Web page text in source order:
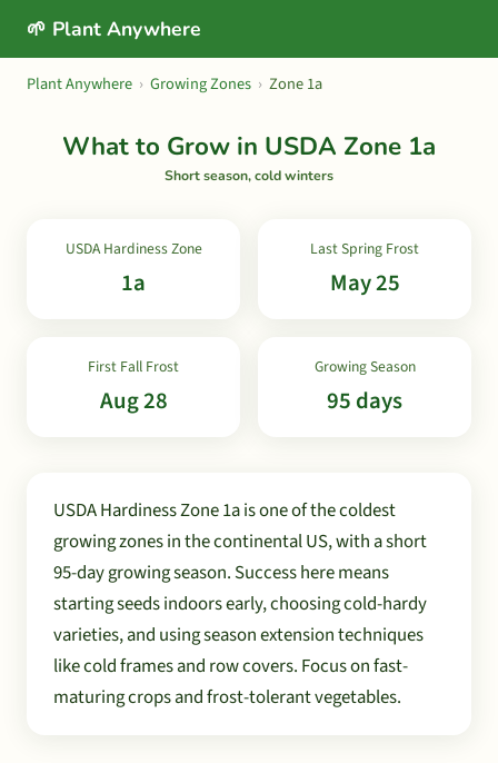
🌱 Plant Anywhere
Plant Anywhere › Growing Zones › Zone 1a
What to Grow in USDA Zone 1a
Short season, cold winters
USDA Hardiness Zone
1a
Last Spring Frost
May 25
First Fall Frost
Aug 28
Growing Season
95 days
USDA Hardiness Zone 1a is one of the coldest
growing zones in the continental US, with a short
95-day growing season. Success here means
starting seeds indoors early, choosing cold-hardy
varieties, and using season extension techniques
like cold frames and row covers. Focus on fast-
maturing crops and frost-tolerant vegetables.